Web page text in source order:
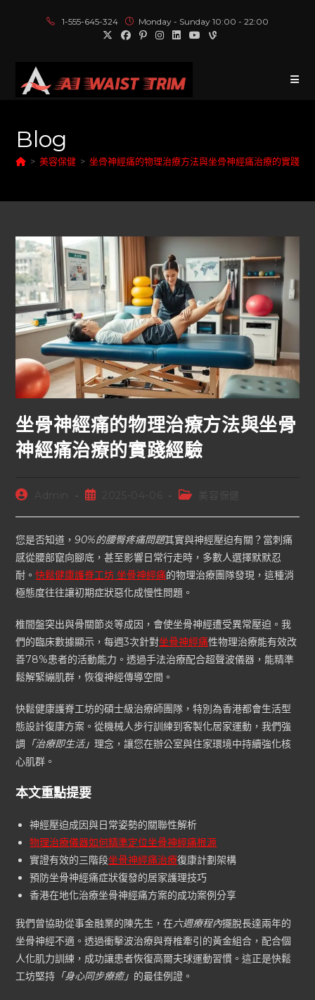
1-555-645-324 Monday - Sunday 10:00 - 22:00
Blog
> 美容保健 > 坐骨神經痛的物理治療方法與坐骨神經痛治療的實踐經
坐骨神經痛的物理治療方法與坐骨
神經痛治療的實踐經驗
Admin
您是否知道，90%的腰臀疼痛問題其實與神經壓迫有關？當刺痛
感從腰部竄向腳底，甚至影響日常行走時，多數人選擇默默忍
耐。快鬆健康護脊工坊 坐骨神經痛的物理治療團隊發現，這種消
極態度往往讓初期症狀惡化成慢性問題。
椎間盤突出與骨關節炎等成因，會使坐骨神經遭受異常壓迫。我
們的臨床數據顯示，每週3次針對坐骨神經痛性物理治療能有效改
善78%患者的活動能力。透過手法治療配合超聲波儀器，能精準
鬆解緊繃肌群，恢復神經傳導空間。
快鬆健康護脊工坊的碩士級治療師團隊，特別為香港都會生活型
態設計復康方案。從機械人步行訓練到客製化居家運動，我們強
調
「治療即生活」理念，讓您在辦公室與住家環境中持續強化核
心肌群。
本文重點提要
神經壓迫成因與日常姿勢的關聯性解析
物理治療儀器如何精準定位坐骨神經痛根源
實證有效的三階段坐骨神經痛治療復康計劃架構
預防坐骨神經痛症狀復發的居家護理技巧
香港在地化治療坐骨神經痛方案的成功案例分享
我們曾協助從事金融業的陳先生，在六週療程內擺脫長達兩年的
坐骨神經不適。透過衝擊波治療與脊椎牽引的黃金組合，配合個
人化肌力訓練，成功讓患者恢復高爾夫球運動習慣。這正是快鬆
工坊堅持 「身心同步療癒」 的最佳例證。